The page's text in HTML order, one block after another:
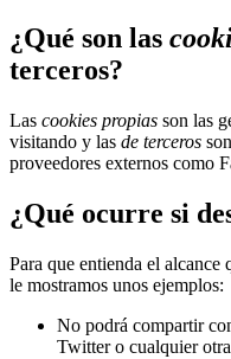
¿Qué son las
terceros?
Las cookies propias son las
visitando y las de terceros
proveedores externos como
¿Qué ocurre si
Para que entienda el alcance
le mostramos unos ejemplos:
No podrá compartir
Twitter o cualquier